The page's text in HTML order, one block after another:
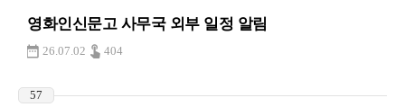
영화인신문고 사무국 외부 일정 알림
26.07.02 404
57